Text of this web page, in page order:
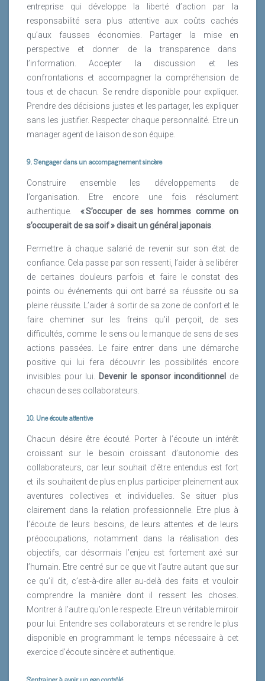
entreprise qui développe la liberté d’action par la
responsabilité sera plus attentive aux coûts cachés
qu’aux fausses économies. Partager la mise en
perspective et donner de la transparence dans
l’information. Accepter la discussion et les
confrontations et accompagner la compréhension de
tous et de chacun. Se rendre disponible pour expliquer.
Prendre des décisions justes et les partager, les expliquer
sans les justifier. Respecter chaque personnalité. Etre un
manager agent de liaison de son équipe.
9. S’engager dans un accompagnement sincère
Construire ensemble les développements de
l’organisation. Etre encore une fois résolument
authentique.
« S’occuper de ses hommes comme on
s’occuperait de sa soif » disait un général japonais
Permettre à chaque salarié de revenir sur son état de
confiance. Cela passe par son ressenti, l’aider à se libérer
de certaines douleurs parfois et faire le constat des
points ou événements qui ont barré sa réussite ou sa
pleine réussite. L’aider à sortir de sa zone de confort et le
faire cheminer sur les freins qu’il perçoit, de ses
difficultés, comme
le sens ou le manque de sens de ses
actions passées. Le faire entrer dans une démarche
positive qui lui fera découvrir les possibilités encore
invisibles pour lui.
Devenir le sponsor inconditionnel
de
chacun de ses collaborateurs.
10. Une écoute attentive
Chacun désire être écouté. Porter à l’écoute un intérêt
croissant sur le besoin croissant d’autonomie des
collaborateurs, car leur souhait d’être entendus est fort
et ils souhaitent de plus en plus participer pleinement aux
aventures collectives et individuelles. Se situer plus
clairement dans la relation professionnelle. Etre plus à
l’écoute de leurs besoins, de leurs attentes et de leurs
préoccupations, notamment dans la réalisation des
objectifs, car désormais l’enjeu est fortement axé sur
l’humain. Etre centré sur ce que vit l’autre autant que sur
ce qu’il dit, c’est-à-dire aller au-delà des faits et vouloir
comprendre la manière dont il ressent les choses.
Montrer à l’autre qu’on le respecte. Etre un véritable miroir
pour lui. Entendre ses collaborateurs et se rendre le plus
disponible en programmant le temps nécessaire à cet
exercice d’écoute sincère et authentique.